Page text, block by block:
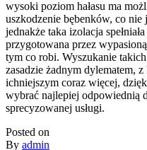
wysoki poziom hałasu ma
uszkodzenie bębenków, co
jednakże taka izolacja
przygotowana przez
tym co robi. Wyszukanie
zasadzie żadnym dylematem,
ichniejszym coraz więcej,
wybrać najlepiej odpowiednią
sprecyzowanej usługi.
Posted on
By admin